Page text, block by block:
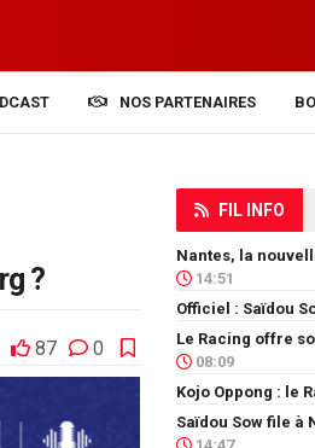
NOS PARTENAIRES
?
87 0
FIL INFO
14:51
Officiel : Saïdou
08:09
Kojo Oppong : le
14:47